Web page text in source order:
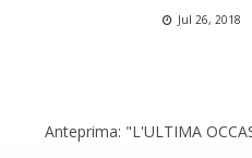
Jul 26, 2018
Anteprima: "L'ULTIMA